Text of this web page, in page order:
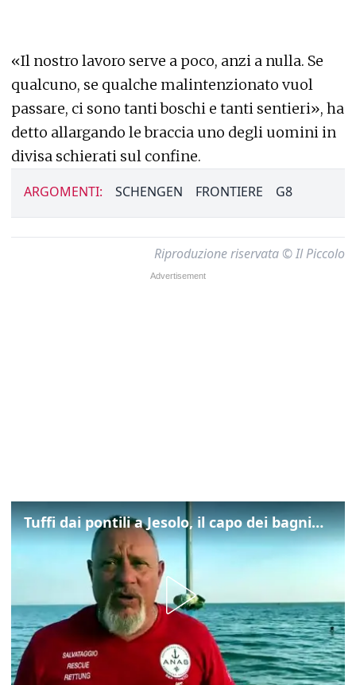
«Il nostro lavoro serve a poco, anzi a nulla. Se
qualcuno, se qualche malintenzionato vuol
passare, ci sono tanti boschi e tanti sentieri», ha
detto allargando le braccia uno degli uomini in
divisa schierati sul confine.
ARGOMENTI: SCHENGEN FRONTIERE G8
Riproduzione riservata © Il Piccolo
Tuffi dai pontili a Jesolo, il capo dei bagnini: "L'impegno di tutti per evitare altre tragedie"